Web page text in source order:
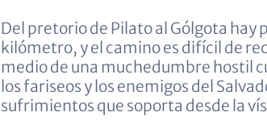
Del pretorio de Pilato al Gólgota hay
kilómetro, y el camino es difícil de
medio de una muchedumbre hostil
los fariseos y los enemigos del
sufrimientos que soporta desde la